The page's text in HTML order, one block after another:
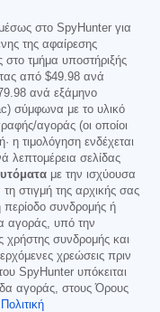
στο SpyHunter για
της αφαίρεσης
στο τμήμα υποστήριξής
από $49.98 ανά
ανά εξάμηνο
σύμφωνα με το υλικό
αγοράς (οι οποίοι
τιμολόγηση ενδέχεται
σελίδας
με την ισχύουσα
στιγμή της αρχικής σας
περίοδο συνδρομής ή
αγοράς, υπό την
χρήστης συνδρομής και
χρεώσεις πριν
SpyHunter υπόκειται
αγοράς, στους Όρους